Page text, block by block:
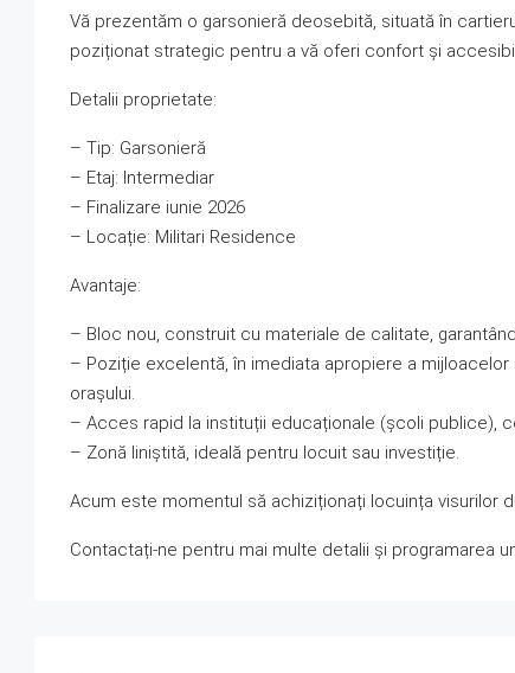
Vă prezentăm o garsonieră deosebită, situată în
poziționat strategic pentru a vă oferi confort și
Detalii proprietate:
– Tip: Garsonieră
– Etaj: Intermediar
– Finalizare iunie 2026
– Locație: Militari Residence
Avantaje:
– Bloc nou, construit cu materiale de calitate,
– Poziție excelentă, în imediata apropiere a
orașului.
– Acces rapid la instituții educaționale (școli publice),
– Zonă liniștită, ideală pentru locuit sau investiție.
Acum este momentul să achiziționați locuința visurilor
Contactați-ne pentru mai multe detalii și programarea